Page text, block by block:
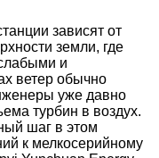
зависят от
земли, где
и
ветер обычно
уже давно
турбин в воздух.
шаг в этом
к мелкосерийному